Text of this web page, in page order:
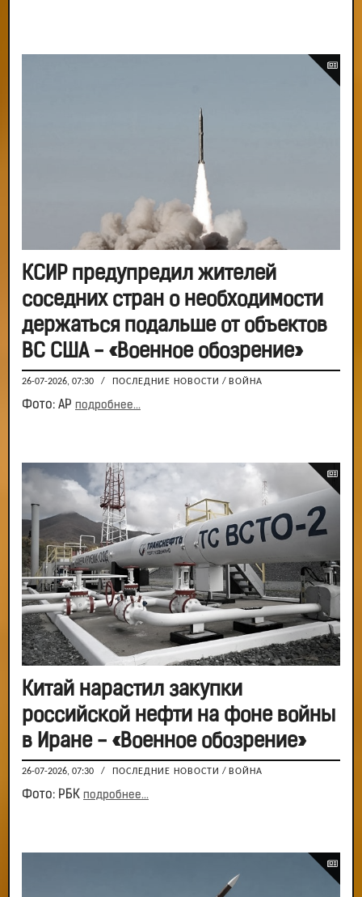
КСИР предупредил жителей
соседних стран о необходимости
держаться подальше от объектов
ВС США - «Военное обозрение»
26-07-2026, 07:30 / ПОСЛЕДНИЕ НОВОСТИ / ВОЙНА
Фото: АР подробнее...
Китай нарастил закупки
российской нефти на фоне войны
в Иране - «Военное обозрение»
26-07-2026, 07:30 / ПОСЛЕДНИЕ НОВОСТИ / ВОЙНА
Фото: РБК подробнее...